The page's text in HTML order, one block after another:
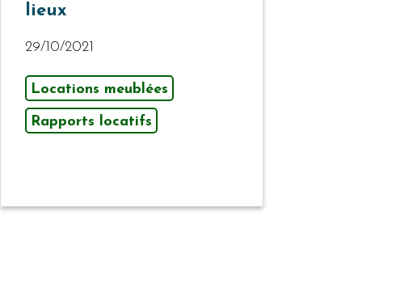
lieux
29/10/2021
Locations meublées
Rapports locatifs